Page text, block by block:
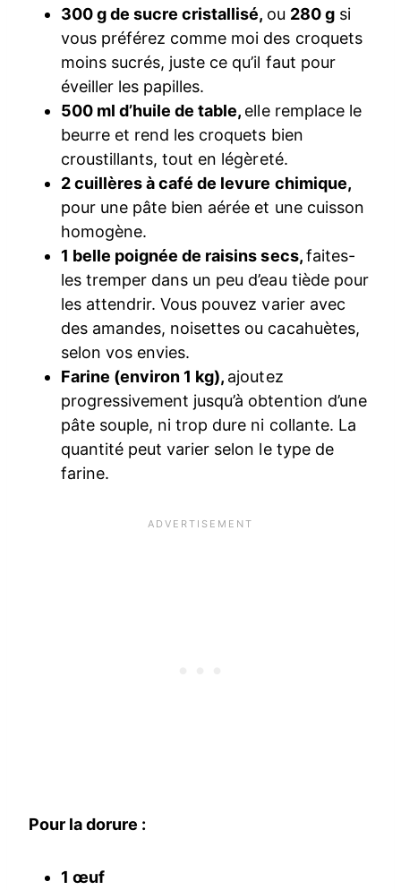
300 g de sucre cristallisé, ou 280 gsi
vous préférez comme moi des croquets
moins sucrés, juste ce qu’il faut pour
éveiller les papilles.
500 ml d’huile de table, elle remplace le
beurre et rend les croquets bien
croustillants, tout en légèreté.
2 cuillères à café de levure chimique,
pour une pâte bien aérée et une cuisson
homogène.
1 belle poignée de raisins secs,faites-
les tremper dans un peu d’eau tiède pour
les attendrir. Vous pouvez varier avec
des amandes, noisettes ou cacahuètes,
selon vos envies.
Farine (environ 1 kg), ajoutez
progressivement jusqu’à obtention d’une
pâte souple, ni trop dure ni collante. La
quantité peut varier selon le type de
farine.
Pour la dorure :
1 œuf